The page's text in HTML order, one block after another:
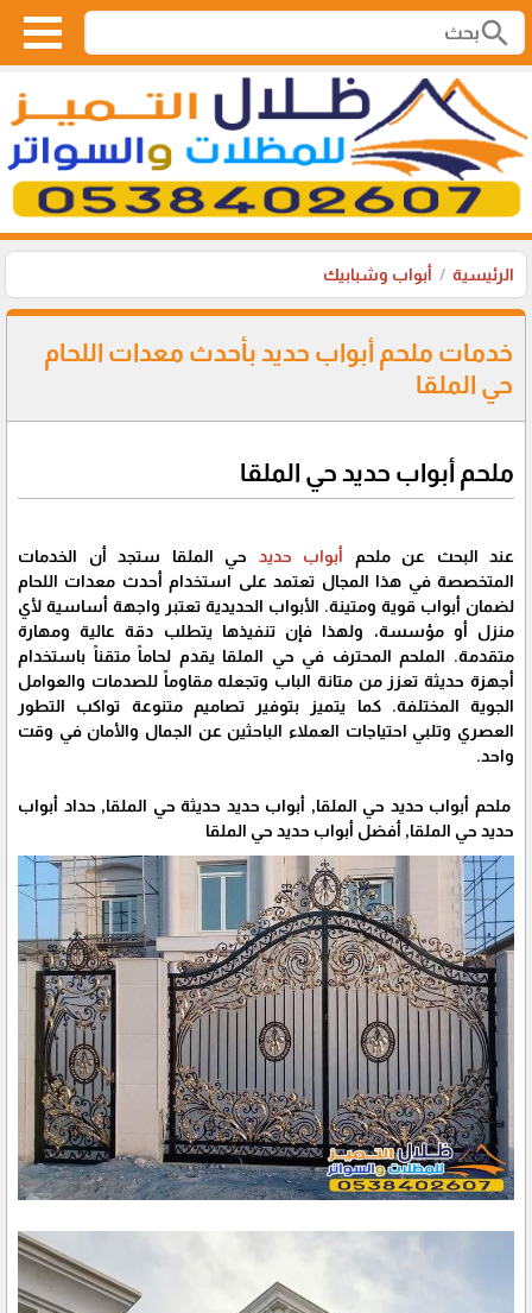
search
الرئيسية أبواب وشبابيك
خدمات ملحم أبواب حديد بأحدث معدات اللحام
حي الملقا
ملحم أبواب حديد حي الملقا
عند البحث عن ملحم أبواب حديد حي الملقا ستجد أن الخدمات
المتخصصة في هذا المجال تعتمد على استخدام أحدث معدات اللحام
لضمان أبواب قوية ومتينة. الأبواب الحديدية تعتبر واجهة أساسية لأي
منزل أو مؤسسة، ولهذا فإن تنفيذها يتطلب دقة عالية ومهارة
متقدمة. الملحم المحترف في حي الملقا يقدم لحاماً متقناً باستخدام
أجهزة حديثة تعزز من متانة الباب وتجعله مقاوماً للصدمات والعوامل
الجوية المختلفة. كما يتميز بتوفير تصاميم متنوعة تواكب التطور
العصري وتلبي احتياجات العملاء الباحثين عن الجمال والأمان في وقت
واحد.
ملحم أبواب حديد حي الملقا, أبواب حديد حديثة حي الملقا, حداد أبواب
حديد حي الملقا, أفضل أبواب حديد حي الملقا